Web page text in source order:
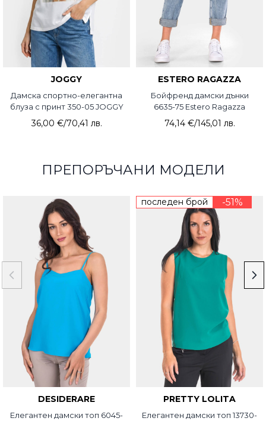
JOGGY
Дамска спортно-елегантна
блуза с принт 350-05 JOGGY
36,00 €/70,41 лв.
ESTERO RAGAZZA
Бойфренд дамски дънки
6635-75 Estero Ragazza
74,14 €/145,01 лв.
ПРЕПОРЪЧАНИ МОДЕЛИ
DESIDERARE
Елегантен дамски топ 6045-
последен брой -51%
PRETTY LOLITA
Елегантен дамски топ 13730-